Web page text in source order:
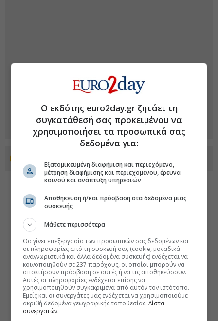
Ο εκδότης euro2day.gr ζητάει τη
συγκατάθεσή σας προκειμένου να
χρησιμοποιήσει τα προσωπικά σας
δεδομένα για:
Εξατομικευμένη διαφήμιση και περιεχόμενο,
μέτρηση διαφήμισης και περιεχομένου, έρευνα
κοινού και ανάπτυξη υπηρεσιών
Αποθήκευση ή/και πρόσβαση στα δεδομένα μιας
συσκευής
Μάθετε περισσότερα
Θα γίνει επεξεργασία των προσωπικών σας δεδομένων και
οι πληροφορίες από τη συσκευή σας (cookie, μοναδικά
αναγνωριστικά και άλλα δεδομένα συσκευής) ενδέχεται να
κοινοποιηθούν σε 237 παρόχους, οι οποίοι μπορούν να
αποκτήσουν πρόσβαση σε αυτές ή να τις αποθηκεύσουν.
Αυτές οι πληροφορίες ενδέχεται επίσης να
χρησιμοποιηθούν συγκεκριμένα από αυτόν τον ιστότοπο.
Εμείς και οι συνεργάτες μας ενδέχεται να χρησιμοποιούμε
ακριβή δεδομένα γεωγραφικής τοποθεσίας.Λίστα
συνεργατών.